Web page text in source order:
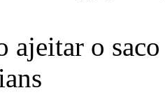
ajeitar o